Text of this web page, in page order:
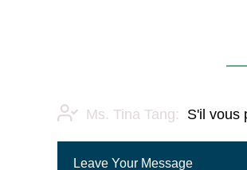
Ms. Tina Tang: S'il vous